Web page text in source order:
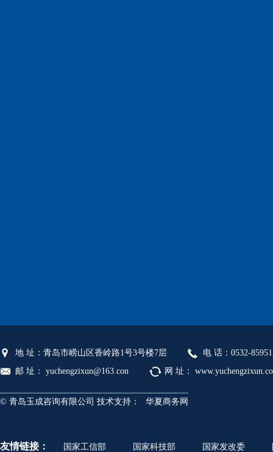
地 址：青岛市崂山区香岭路1号3号楼7层
电 话：0532-
邮 址： yuchengzixun@163.con
网 址：
© 青岛玉成咨询有限公司 技术支持： 华夏商务网
友情链接： 国家工信部 国家科技部 国家发改委